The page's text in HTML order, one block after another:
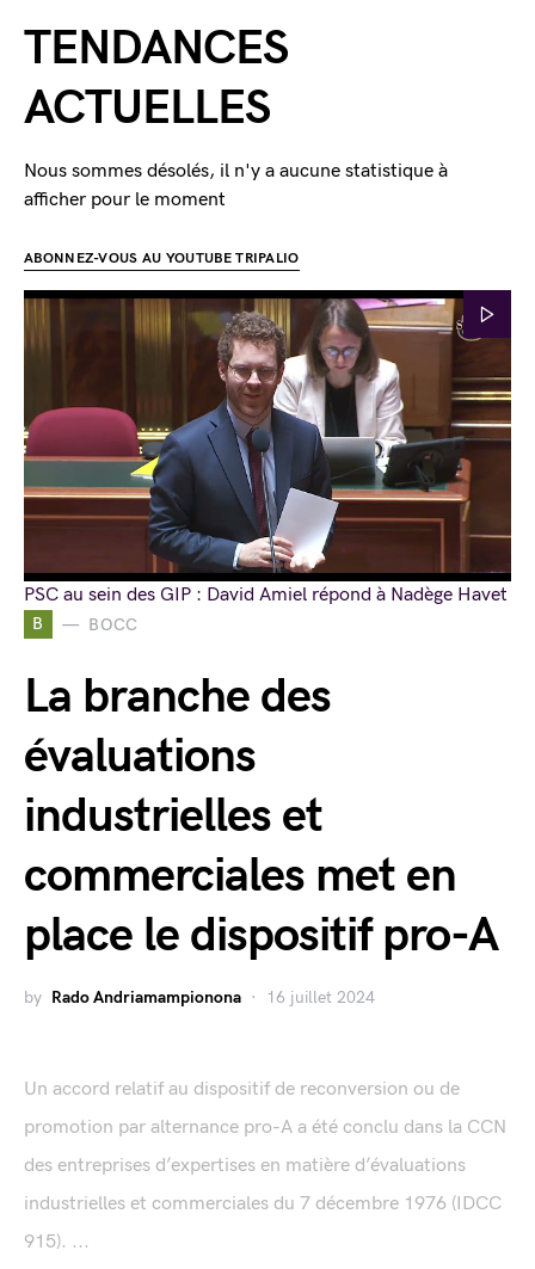
B BOCC
La branche des
évaluations
industrielles et
commerciales met en
place le dispositif pro-A
by Rado Andriamampionona 16 juillet 2024
Un accord relatif au dispositif de reconversion ou de
promotion par alternance pro-A a été conclu dans la CCN
des entreprises d’expertises en matière d’évaluations
industrielles et commerciales du 7 décembre 1976 (IDCC
915). ...
TENDANCES
ACTUELLES
Nous sommes désolés, il n'y a aucune statistique à
afficher pour le moment
ABONNEZ-VOUS AU YOUTUBE TRIPALIO
PSC au sein des GIP : David Amiel répond à Nadège Havet